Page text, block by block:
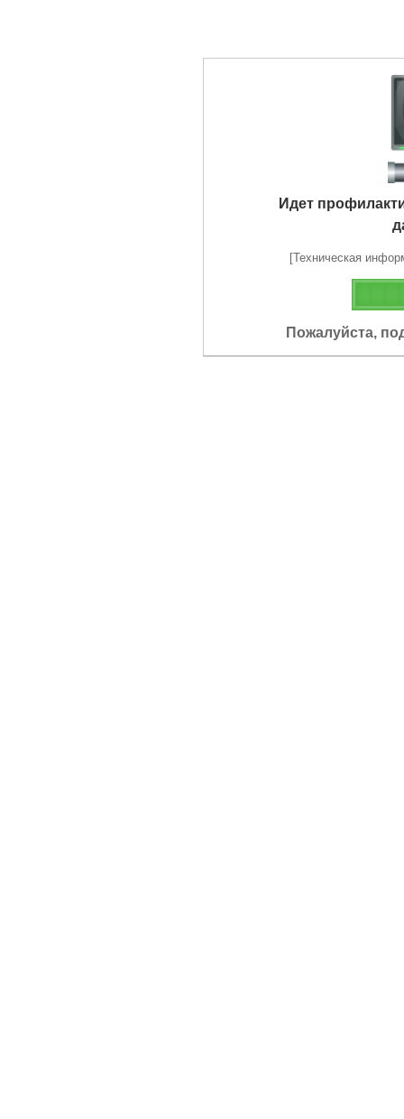
Идет
[Техническая
Пожалуйста,